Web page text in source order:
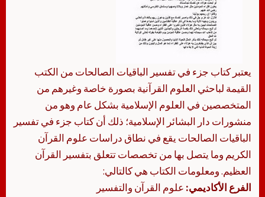
يعتبر كتاب جزء في تفسير الباقيات الصالحات من الكتب
القيمة لباحثي العلوم القرآنية بصورة خاصة وغيرهم من
المتخصصين في العلوم الإسلامية بشكل عام وهو من
منشورات دار البشائر الإسلامية؛ ذلك أن كتاب جزء في تفسير
الباقيات الصالحات يقع في نطاق دراسات علوم القرآن
الكريم وما يتصل بها من تخصصات تتعلق بتفسير القرآن
العظيم. ومعلومات الكتاب هي كالتالي:
الفرع الأكاديمي: علوم القرآن والتفسير